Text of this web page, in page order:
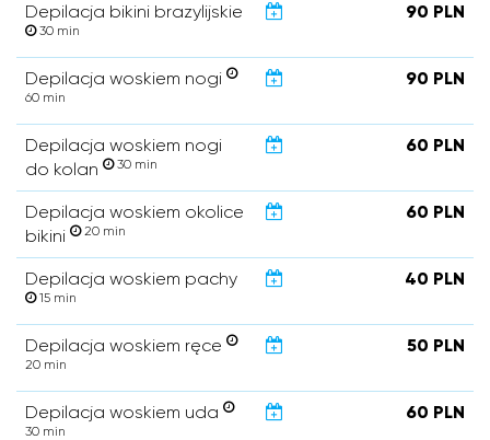
Depilacja bikini brazylijskie
30 min
90 PLN
Depilacja woskiem nogi
60 min
90 PLN
Depilacja woskiem nogi
do kolan
30 min
60 PLN
Depilacja woskiem okolice
bikini
20 min
60 PLN
Depilacja woskiem pachy
15 min
40 PLN
Depilacja woskiem ręce
20 min
50 PLN
Depilacja woskiem uda
30 min
60 PLN